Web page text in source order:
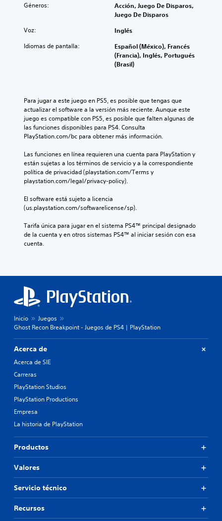
Géneros:
Acción, Juego De Disparos,
Juego De Disparos
Voz: Inglés
Idiomas de pantalla:
Español (México), Francés
(Francia), Inglés, Portugués
(Brasil)
Para jugar a este juego en PS5, es posible que tengas que
actualizar el software a la versión más reciente. Aunque este
juego es compatible con PS5, es posible que falten algunas de
las funciones disponibles para PS4. Consulta
PlayStation.com/bc para obtener más información.
Las funciones en línea requieren una cuenta para PlayStation y
están sujetas a los términos de servicio y a la correspondiente
política de privacidad (playstation.com/Terms y
playstation.com/legal/privacy-policy).
El software está sujeto a licencia
(us.playstation.com/softwarelicense/sp).
Tarifa única para jugar en el sistema PS4™ principal designado
de la cuenta y en otros sistemas PS4™ al iniciar sesión con esa
cuenta.
Inicio
Juegos
Ghost Recon Breakpoint - Juegos de PS4 | PlayStation
Acerca de
Acerca de SIE
Carreras
PlayStation Studios
PlayStation Productions
Empresa
La historia de PlayStation
Productos
Valores
Servicio técnico
Recursos